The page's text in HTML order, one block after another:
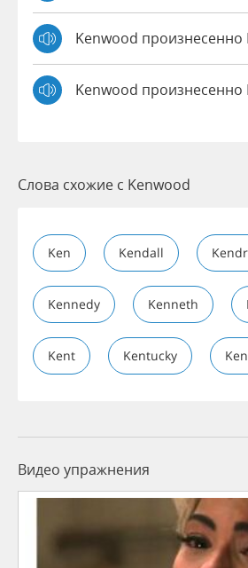
Kenwood произнесенно
Kenwood произнесенно
Слова схожие с Kenwood
Ken Kendall
Kennedy Kenneth
Kent Kentucky
Видео упражнения